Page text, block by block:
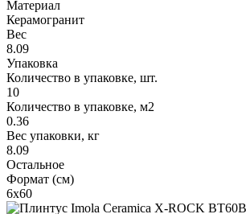
Материал
Керамогранит
Вес
8.09
Упаковка
Количество в упаковке, шт.
10
Количество в упаковке, м2
0.36
Вес упаковки, кг
8.09
Остальное
Формат (см)
6x60